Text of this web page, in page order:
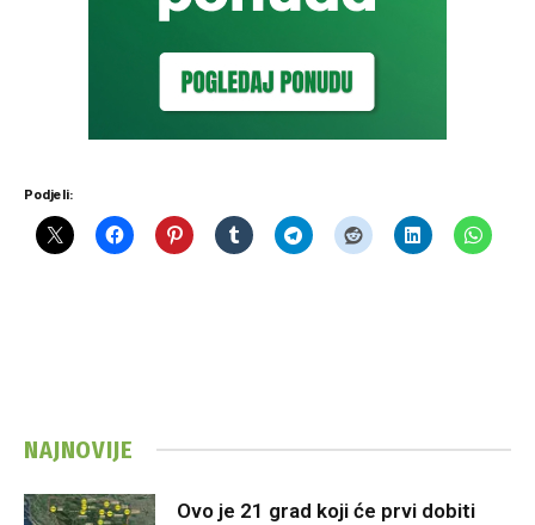
Podjeli:
NAJNOVIJE
Ovo je 21 grad koji će prvi dobiti